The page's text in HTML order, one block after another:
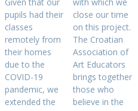
Given that our
pupils had their
classes
remotely from
their homes
due to the
COVID-19
pandemic, we
extended the
with which we
close our time
on this project.
The Croatian
Association of
Art Educators
brings together
those who
believe in the